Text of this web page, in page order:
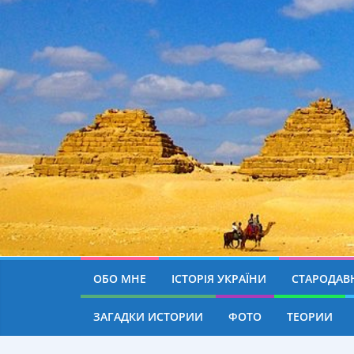
ОБО МНЕ ІСТОРІЯ УКРАЇНИ
ЗАГАДКИ ИСТОРИИ ФОТО ТЕОРИИ